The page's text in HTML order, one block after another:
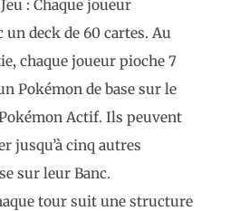
: Chaque joueur
un deck de 60 cartes. Au
chaque joueur pioche 7
Pokémon de base sur le
Actif. Ils peuvent
jusqu’à cinq autres
sur leur Banc.
tour suit une structure